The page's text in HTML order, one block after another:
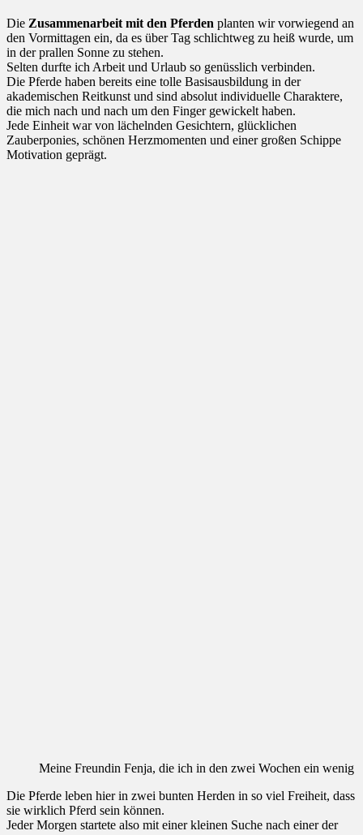
Die Zusammenarbeit mit den Pferden planten wir vorwiegend an
den Vormittagen ein, da es über Tag schlichtweg zu heiß wurde, um
in der prallen Sonne zu stehen.
Selten durfte ich Arbeit und Urlaub so genüsslich verbinden.
Die Pferde haben bereits eine tolle Basisausbildung in der
akademischen Reitkunst und sind absolut individuelle Charaktere,
die mich nach und nach um den Finger gewickelt haben.
Jede Einheit war von lächelnden Gesichtern, glücklichen
Zauberponies, schönen Herzmomenten und einer großen Schippe
Motivation geprägt.
Meine Freundin Fenja, die ich in den zwei Wochen ein wenig
Die Pferde leben hier in zwei bunten Herden in so viel Freiheit, dass
sie wirklich Pferd sein können.
Jeder Morgen startete also mit einer kleinen Suche nach einer der